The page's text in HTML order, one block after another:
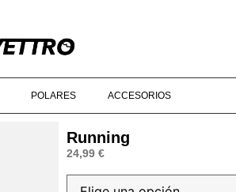
POLARES ACCESORIOS
Running
24,99 €